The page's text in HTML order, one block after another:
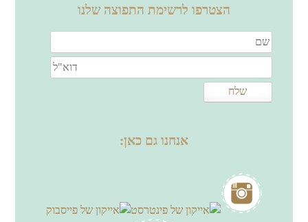
הצטרפו לרשימת התפוצה שלנו
אנחנו גם כאן: